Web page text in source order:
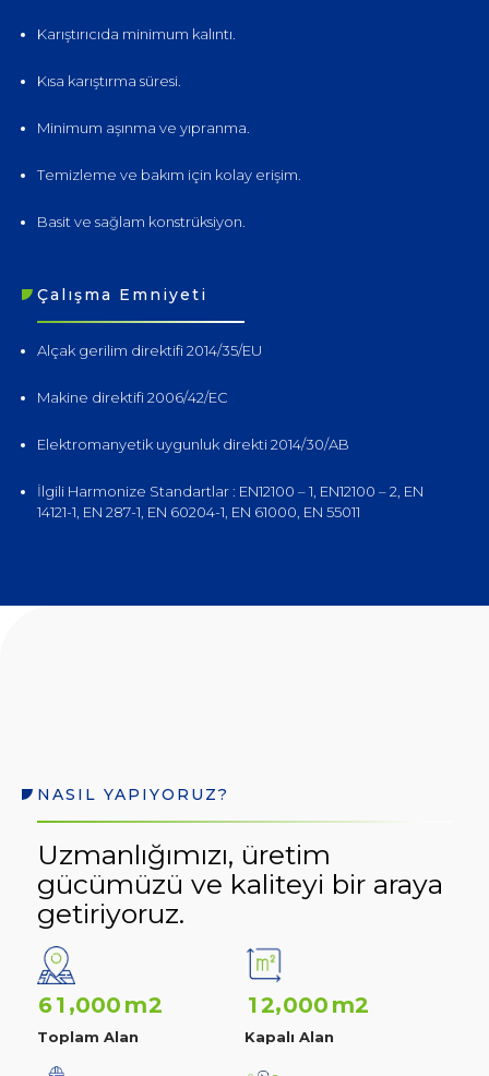
Karıştırıcıda minimum kalıntı.
Kısa karıştırma süresi.
Minimum aşınma ve yıpranma.
Temizleme ve bakım için kolay erişim.
Basit ve sağlam konstrüksiyon.
Çalışma Emniyeti
Alçak gerilim direktifi 2014/35/EU
Makine direktifi 2006/42/EC
Elektromanyetik uygunluk direkti 2014/30/AB
İlgili Harmonize Standartlar : EN12100 – 1, EN12100 – 2, EN
14121-1, EN 287-1, EN 60204-1, EN 61000, EN 55011
NASIL YAPIYORUZ?
Uzmanlığımızı, üretim
gücümüzü ve kaliteyi bir araya
getiriyoruz.
61 ,000 m2
Toplam Alan
12,000 m2
Kapalı Alan